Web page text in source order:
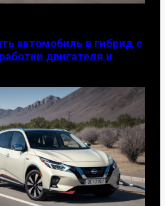
автомобиль в гибрид с
двигателя и